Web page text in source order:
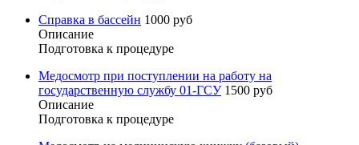
Справка в бассейн 1000 руб
Описание
Подготовка к процедуре
Медосмотр при поступлении на работу на
государственную службу 01-ГСУ 1500 руб
Описание
Подготовка к процедуре